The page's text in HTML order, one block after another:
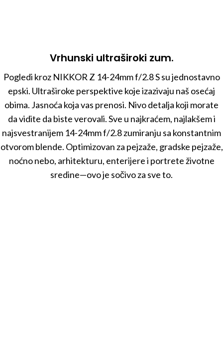
Vrhunski ultraširoki zum.
Pogledi kroz NIKKOR Z 14-24mm f/2.8 S su jednostavno
epski. Ultraširoke perspektive koje izazivaju naš osećaj
obima. Jasnoća koja vas prenosi. Nivo detalja koji morate
da vidite da biste verovali. Sve u najkraćem, najlakšem i
najsvestranijem 14-24mm f/2.8 zumiranju sa konstantnim
otvorom blende. Optimizovan za pejzaže, gradske pejzaže,
noćno nebo, arhitekturu, enterijere i portrete životne
sredine—ovo je sočivo za sve to.